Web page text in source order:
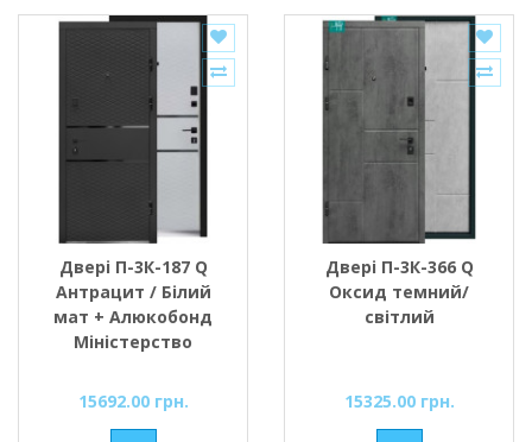
Двері П-3К-187 Q
Антрацит / Білий
мат + Алюкобонд
Міністерство
15692.00 грн.
Двері П-3К-366 Q
Оксид темний/
світлий
15325.00 грн.